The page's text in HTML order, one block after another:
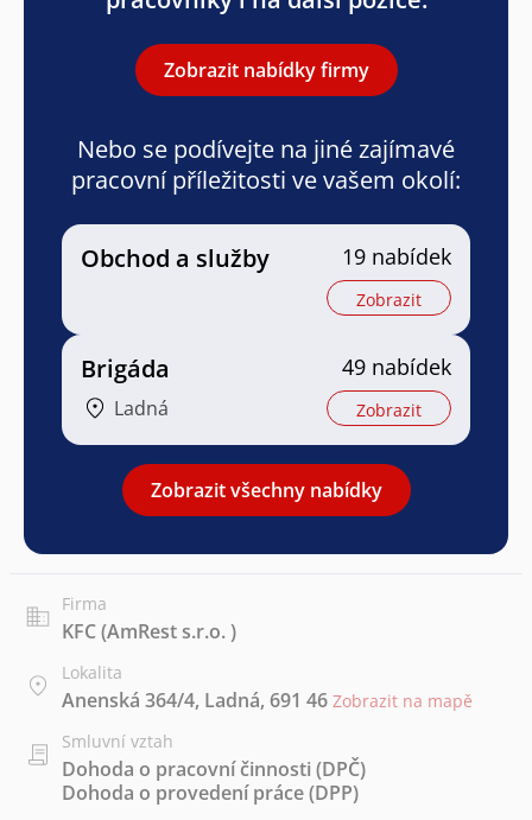
Zobrazit nabídky firmy
Nebo se podívejte na jiné zajímavé
pracovní příležitosti ve vašem okolí:
Obchod a služby 19 nabídek
Zobrazit
Brigáda
Ladná
49 nabídek
Zobrazit
Zobrazit všechny nabídky
Firma
KFC (AmRest s.r.o. )
Lokalita
Anenská 364/4, Ladná, 691 46 Zobrazit na mapě
Smluvní vztah
Dohoda o pracovní činnosti (DPČ)
Dohoda o provedení práce (DPP)